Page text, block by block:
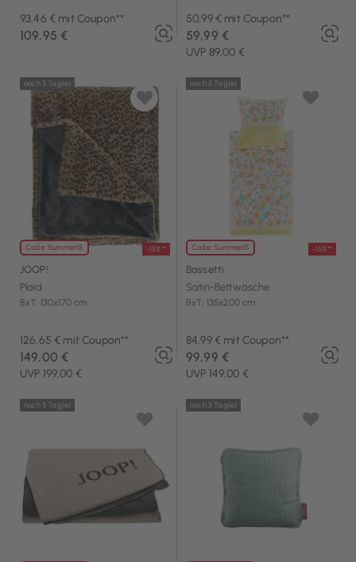
93,46 € mit Coupon**
109,95 €
50,99 € mit Coupon**
UVP 89,00 €
59,99 €
Code: Summer15 -15%**
noch 3 Tag(e)
JOOP!
Plaid
BxT: 130x170 cm
126,65 € mit Coupon**
UVP 199,00 €
149,00 €
Code: Summer15 -15%**
noch 3 Tag(e)
Bassetti
Satin-Bettwäsche
BxT: 135x200 cm
84,99 € mit Coupon**
UVP 149,00 €
99,99 €
noch 3 Tag(e) noch 3 Tag(e)